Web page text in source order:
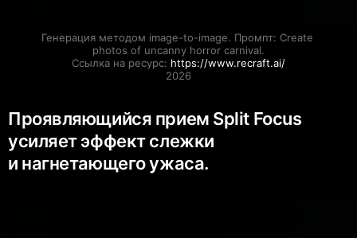
Генерация методом image-to-image. Промпт: Create
photos of uncanny horror carnival.
Ссылка на ресурс: https://www.recraft.ai/
2026
Проявляющийся прием Split Focus
усиляет эффект слежки
и нагнетающего ужаса.